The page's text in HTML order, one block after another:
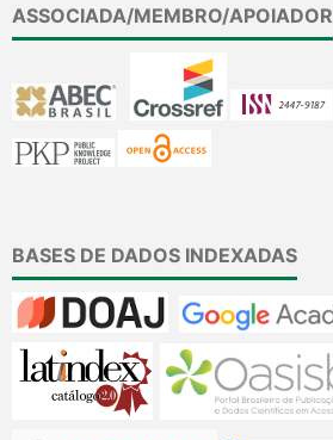
ASSOCIADA/MEMBRO/APOIADOR
BASES DE DADOS INDEXADAS